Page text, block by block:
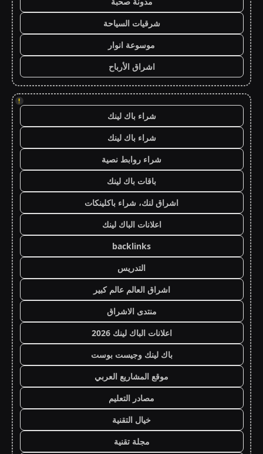
شرقيات السياحة
موسوعة انوار
اشراق الأرباح
!
شراء باك لينك
شراء باك لينك
شراء روابط نصية
باقات باك لينك
اشراق لنك، شراء باكلينكات
اعلانات الباك لينك
backlinks
التدريس
اشراق العالم عالم كبير
منتدى الاشراق
اعلانات الباك لينك 2026
باك لينك وجيست بوست
موقع المشاريع العربي
مصادر التعليم
خيال التقنية
مجلة تقنية